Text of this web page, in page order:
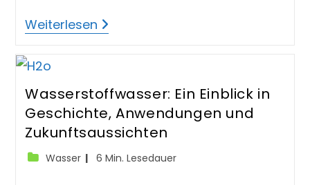
WeiterlesenHydrogenisiertes
Wasser
Wasserstoffwasser: Ein Einblick in
Geschichte, Anwendungen und
Zukunftsaussichten
Beitrags-
Wasser Lesedauer:
6 Min. Lesedauer